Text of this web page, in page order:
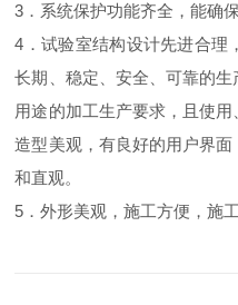
3．系统保护功能齐全，能确
4．试验室结构设计先进合理
长期、稳定、安全、可靠的
用途的加工生产要求，且使
造型美观，有良好的用户界
和直观。
5．外形美观，施工方便，施工